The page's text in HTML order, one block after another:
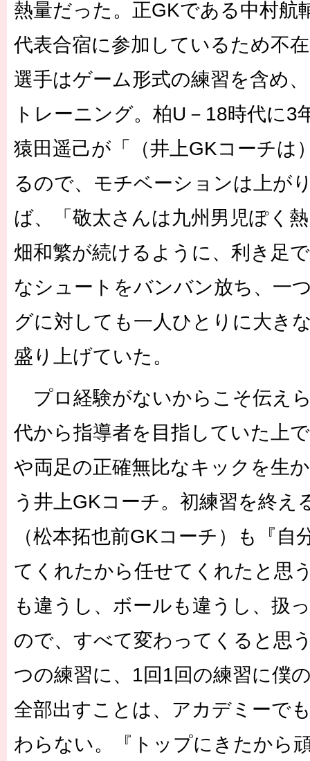
熱量だった。正GKである中村航
代表合宿に参加しているため不
選手はゲーム形式の練習を含め
トレーニング。柏U－18時代に3
猿田遥己が「（井上GKコーチは
るので、モチベーションは上が
ば、「敬太さんは九州男児ぽく
畑和繁が続けるように、利き足
なシュートをバンバン放ち、一
グに対しても一人ひとりに大き
盛り上げていた。
プロ経験がないからこそ伝え
代から指導者を目指していた上
や両足の正確無比なキックを生
う井上GKコーチ。初練習を終え
（松本拓也前GKコーチ）も『自
てくれたから任せてくれたと思
も違うし、ボールも違うし、扱
ので、すべて変わってくると思
つの練習に、1回1回の練習に僕
全部出すことは、アカデミーで
わらない。『トップにきたから